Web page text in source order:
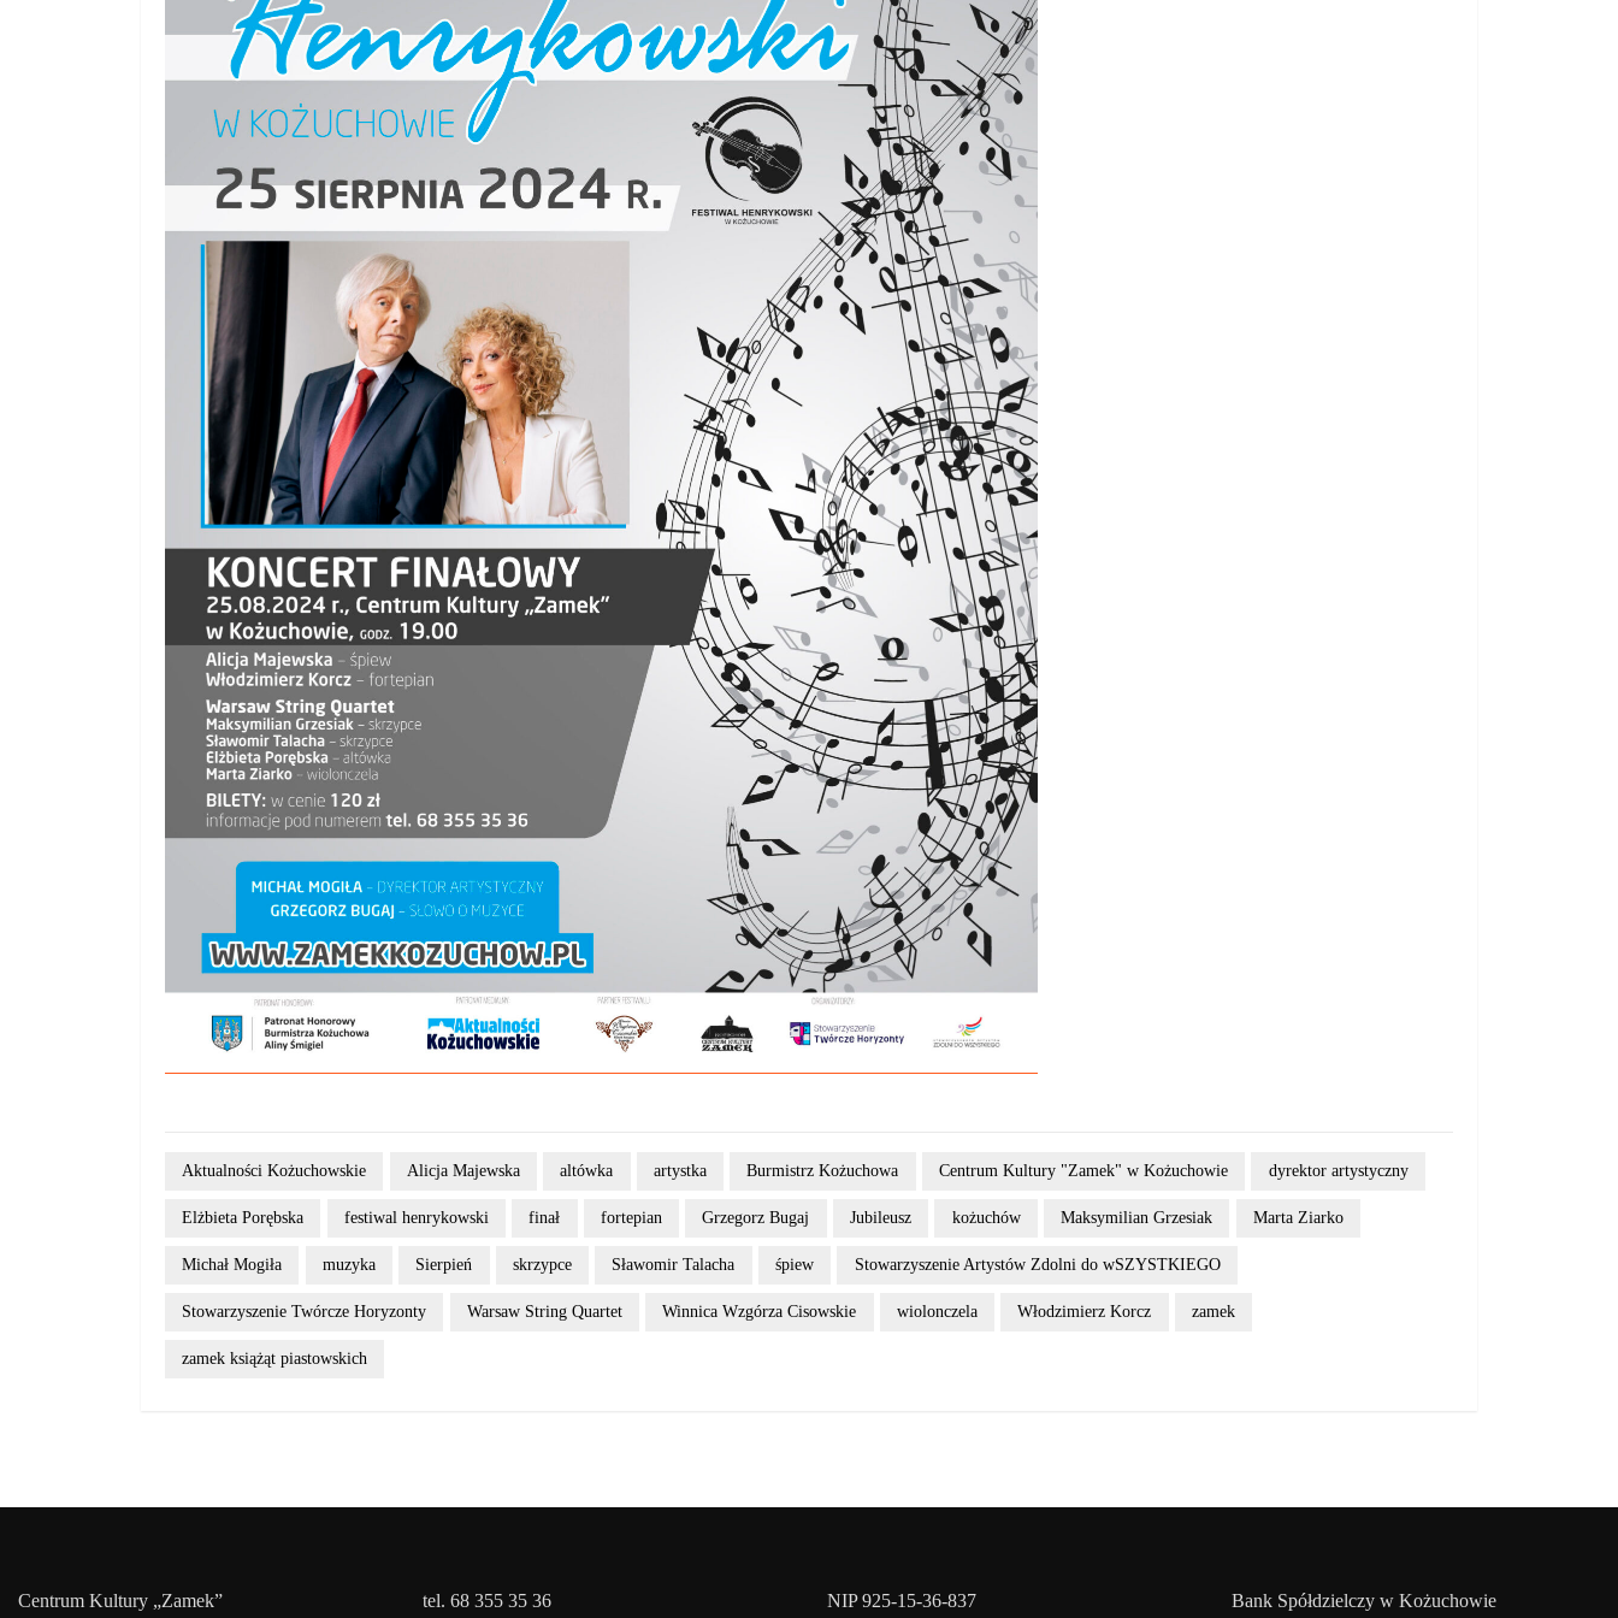
Aktualności Kożuchowskie Alicja Majewska altówka artystka Burmistrz Kożuchowa Centrum Kultury "Zamek" w Kożuchowie dyrektor artystyczny
Elżbieta Porębska festiwal henrykowski finał fortepian Grzegorz Bugaj Jubileusz kożuchów Maksymilian Grzesiak Marta Ziarko
Michał Mogiła muzyka Sierpień skrzypce Sławomir Talacha śpiew Stowarzyszenie Artystów Zdolni do wSZYSTKIEGO
Stowarzyszenie Twórcze Horyzonty Warsaw String Quartet Winnica Wzgórza Cisowskie wiolonczela Włodzimierz Korcz zamek
zamek książąt piastowskich
Centrum Kultury „Zamek” tel. 68 355 35 36 NIP 925-15-36-837 Bank Spółdzielczy w Kożuchowie